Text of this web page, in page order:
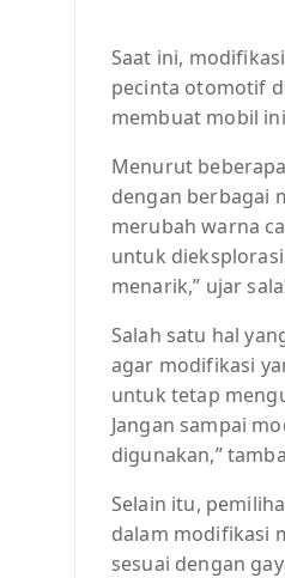
Saat ini,
pecinta otomotif
membuat mobil
Menurut
dengan berbagai
merubah warna
untuk
menarik,” ujar
Salah satu hal
agar modifikasi
untuk tetap
Jangan sampai
digunakan,”
Selain itu,
dalam modifikasi
sesuai dengan